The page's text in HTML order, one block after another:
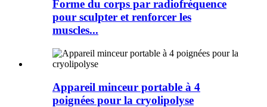
Forme du corps par radiofréquence
pour sculpter et renforcer les
muscles...
Appareil minceur portable à 4
poignées pour la cryolipolyse